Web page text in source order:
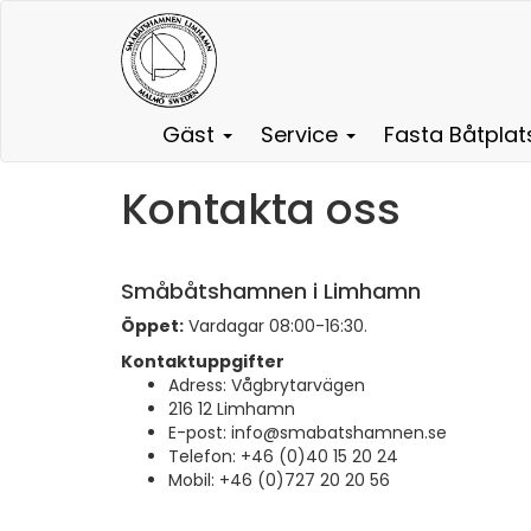
Gäst Service Fasta
Kontakta oss
Småbåtshamnen i Limhamn
Öppet: Vardagar 08:00-16:30.
Kontaktuppgifter
Adress: Vågbrytarvägen
216 12 Limhamn
E-post: info@smabatshamnen.se
Telefon: +46 (0)40 15 20 24
Mobil: +46 (0)727 20 20 56